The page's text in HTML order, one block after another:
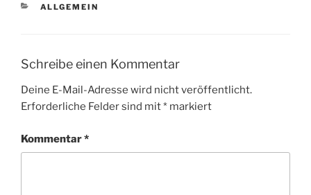
KATEGORIEN
ALLGEMEIN
Schreibe einen Kommentar
Deine E-Mail-Adresse wird nicht veröffentlicht.
Erforderliche Felder sind mit* markiert
Kommentar*